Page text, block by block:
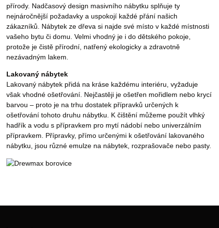
přírody. Nadčasový design masivního nábytku splňuje ty
nejnáročnější požadavky a uspokojí každé přání našich
zákazníků. Nábytek ze dřeva si najde své místo v každé místnosti
vašeho bytu či domu. Velmi vhodný je i do dětského pokoje,
protože je čistě přírodní, natřený ekologicky a zdravotně
nezávadným lakem.
Lakovaný nábytek
Lakovaný nábytek přidá na kráse každému interiéru, vyžaduje
však vhodné ošetřování. Nejčastěji je ošetřen mořidlem nebo krycí
barvou – proto je na trhu dostatek přípravků určených k
ošetřování tohoto druhu nábytku. K čištění můžeme použít vlhký
hadřík a vodu s přípravkem pro mytí nádobí nebo univerzálním
přípravkem. Přípravky, přímo určenými k ošetřování lakovaného
nábytku, jsou různé emulze na nábytek, rozprašovače nebo pasty.